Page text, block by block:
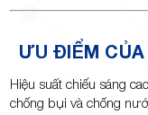
ƯU ĐIỂM CỦA
Hiệu suất chiếu sáng
chống bụi và chống